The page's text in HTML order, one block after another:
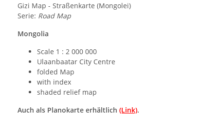
Gizi Map - Straßenkarte (Mongolei)
Serie: Road Map
Mongolia
Scale 1 : 2 000 000
Ulaanbaatar City Centre
folded Map
with index
shaded relief map
Auch als Planokarte erhältlich (Link).